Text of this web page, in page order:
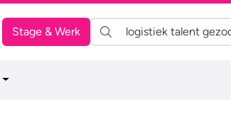
Stage & Werk Zoeken: